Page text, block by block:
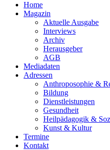
Home
Magazin
Aktuelle Ausgabe
Interviews
Archiv
Herausgeber
AGB
Mediadaten
Adressen
Anthroposophie &
Bildung
Dienstleistungen
Gesundheit
Heilpädagogik &
Kunst & Kultur
Termine
Kontakt